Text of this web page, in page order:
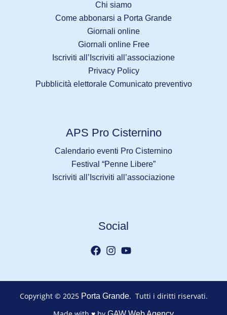
Chi siamo
Come abbonarsi a Porta Grande
Giornali online
Giornali online Free
Iscriviti all’Iscriviti all’associazione
Privacy Policy
Pubblicità elettorale Comunicato preventivo
APS Pro Cisternino
Calendario eventi Pro Cisternino
Festival “Penne Libere”
Iscriviti all’Iscriviti all’associazione
Social
Copyright © 2025 Porta Grande. Tutti i diritti riservati.